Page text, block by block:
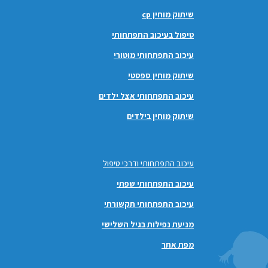
שיתוק מוחין cp
טיפול בעיכוב התפתחותי
עיכוב התפתחותי מוטורי
שיתוק מוחין ספסטי
עיכוב התפתחותי אצל ילדים
שיתוק מוחין בילדים
עיכוב התפתחותי ודרכי טיפול
עיכוב התפתחותי שפתי
עיכוב התפתחותי תקשורתי
מניעת נפילות בגיל השלישי
מפת אתר